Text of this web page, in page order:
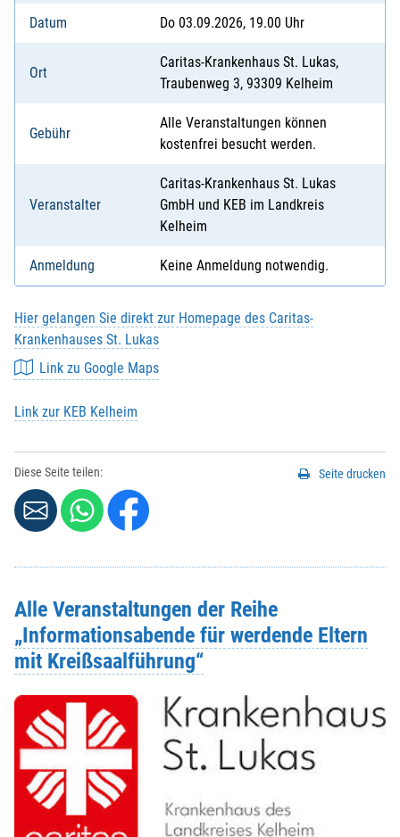
Datum Do 03.09.2026, 19.00 Uhr
Ort
Caritas-Krankenhaus St. Lukas,
Traubenweg 3, 93309 Kelheim
Gebühr
Alle Veranstaltungen können
kostenfrei besucht werden.
Veranstalter
Caritas-Krankenhaus St. Lukas
GmbH und KEB im Landkreis
Kelheim
Anmeldung Keine Anmeldung notwendig.
Hier gelangen Sie direkt zur Homepage des Caritas-
Krankenhauses St. Lukas
Link zu Google Maps
Link zur KEB Kelheim
Diese Seite teilen: Seite drucken
Alle Veranstaltungen der Reihe
„Informationsabende für werdende Eltern
mit Kreißsaalführung“